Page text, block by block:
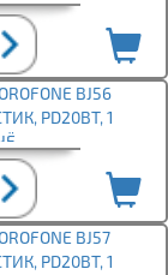
BJ56
PD20ВТ, 1
BJ57
PD20ВТ, 1